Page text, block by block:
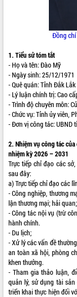
QUY HOẠCH - KẾ HOẠCH
VIDEO
Loading the player...
Trailer Lễ hội Sầu riêng
2026
Khám bệnh, cấp phát
Đồng
1. Tiểu sử tóm tắt
- Họ và tên: Đào Mỹ
- Ngày sinh: 25/12/1971
- Quê quán: Tỉnh Đắk Lắk
- Lý luận chính trị: Cao
- Trình độ chuyên môn:
- Chức vụ: Tỉnh ủy viên
- Đơn vị công tác: UBND
2. Nhiệm vụ công tác
nhiệm kỳ 2026 – 2031
Trực tiếp chỉ đạo các
sau đây:
a) Trực tiếp chỉ đạo các
- Công nghiệp, thương
lận thương mại; hải
- Công tác nội vụ (trừ
hành chính.
- Du lịch;
- Xử lý các vấn đề
an toàn xã hội, phòng
khen thưởng.
- Tham gia thảo luận,
quản lý, sử dụng tài
triển khai thực hiện đối